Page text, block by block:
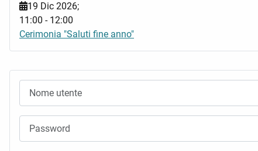
19 Dic 2026;
11:00 - 12:00
Cerimonia "Saluti fine anno"